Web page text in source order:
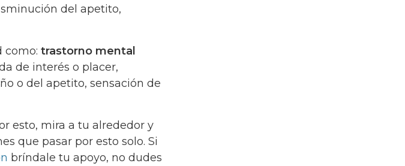
del apetito,
como: trastorno mental
de interés o placer,
o del apetito, sensación de
esto, mira a tu alrededor y
que pasar por esto solo. Si
bríndale tu apoyo, no dudes